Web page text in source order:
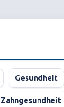
Gesundheit
Zahngesundheit